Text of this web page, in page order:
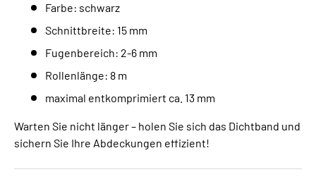
Farbe: schwarz
Schnittbreite: 15 mm
Fugenbereich: 2-6 mm
Rollenlänge: 8 m
maximal entkomprimiert ca. 13 mm
Warten Sie nicht länger – holen Sie sich das Dichtband und
sichern Sie Ihre Abdeckungen effizient!